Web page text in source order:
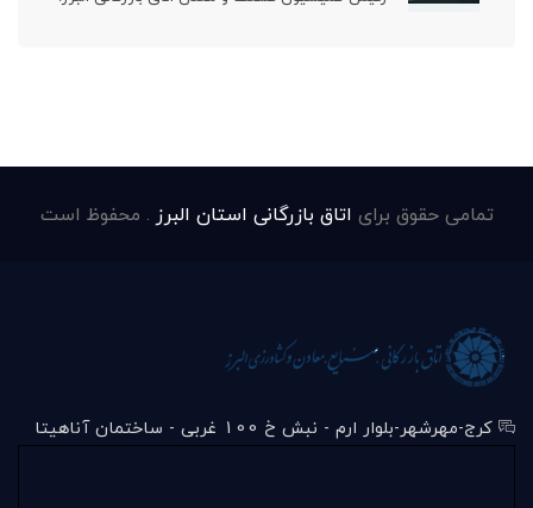
تمامی حقوق برای اتاق بازرگانی استان البرز . محفوظ است
کرج-مهرشهر-بلوار ارم - نبش خ 100 غربی - ساختمان آناهیتا